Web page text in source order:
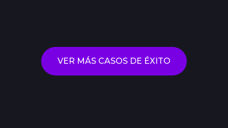
VER MÁS CASOS DE ÉXITO